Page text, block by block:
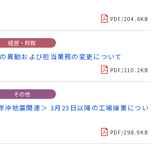
PDF/204.6KB
経営・財務
異動および担当業務の変更について
PDF/210.2KB
その他
沖地震関連＞ 3月23日以降の工場操業につい
PDF/198.9KB